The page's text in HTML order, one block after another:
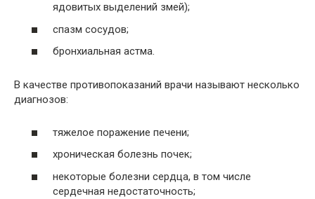
ядовитых выделений змей);
спазм сосудов;
бронхиальная астма.
В качестве противопоказаний врачи называют несколько
диагнозов:
тяжелое поражение печени;
хроническая болезнь почек;
некоторые болезни сердца, в том числе
сердечная недостаточность;